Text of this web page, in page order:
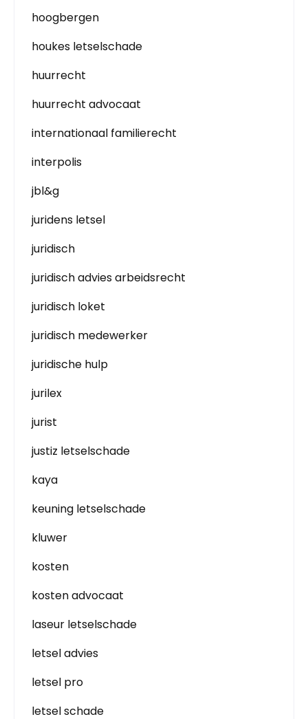
hoogbergen
houkes letselschade
huurrecht
huurrecht advocaat
internationaal familierecht
interpolis
jbl&g
juridens letsel
juridisch
juridisch advies arbeidsrecht
juridisch loket
juridisch medewerker
juridische hulp
jurilex
jurist
justiz letselschade
kaya
keuning letselschade
kluwer
kosten
kosten advocaat
laseur letselschade
letsel advies
letsel pro
letsel schade